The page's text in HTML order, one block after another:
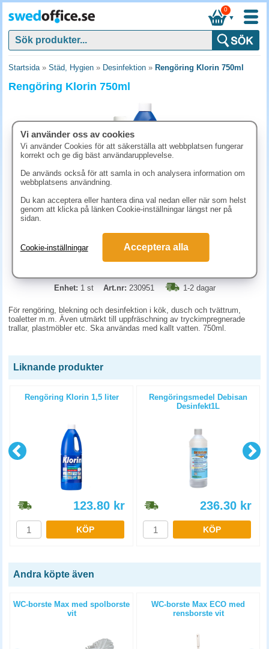
▼
0
Startsida» Städ, Hygien » Desinfektion » Rengöring Klorin 750ml
Rengöring Klorin 750ml
62.40 kr
KÖP
Enhet: 1 st Art.nr: 230951 1-2 dagar
För rengöring, blekning och desinfektion i kök, dusch och tvättrum,
toaletter m.m. Även utmärkt till uppfräschning av tryckimpregnerade
trallar, plastmöbler etc. Ska användas med kallt vatten. 750ml.
Liknande produkter
Rengöring Klorin 1,5 liter
123.80 kr
KÖP
Rengöringsmedel Debisan
Desinfekt1L
236.30 kr
KÖP
Andra köpte även
WC-borste Max med spolborste
vit
WC-borste Max ECO med
rensborste vit
Vi använder oss av cookies
Vi använder Cookies för att säkerställa att webbplatsen fungerar
korrekt och ge dig bäst användarupplevelse.
De används också för att samla in och analysera information om
webbplatsens användning.
Du kan acceptera eller hantera dina val nedan eller när som helst
genom att klicka på länken Cookie-inställningar längst ner på
sidan.
Cookie-inställningar Acceptera alla